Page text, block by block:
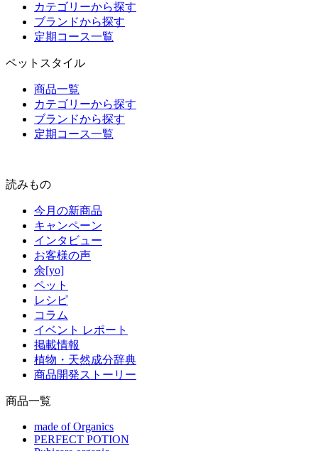
カテゴリーから探す
ブランドから探す
定期コース一覧
ペットスタイル
商品一覧
カテゴリーから探す
ブランドから探す
定期コース一覧
読みもの
今月の新商品
キャンペーン
インタビュー
お客様の声
余[yo]
ペット
レシピ
コラム
イベント レポート
掲載情報
植物・天然成分辞典
商品開発ストーリー
商品一覧
made of Organics
PERFECT POTION